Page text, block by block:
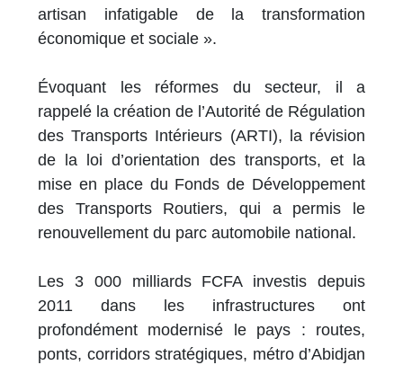
artisan infatigable de la transformation
économique et sociale ».
Évoquant les réformes du secteur, il a
rappelé la création de l’Autorité de Régulation
des Transports Intérieurs (ARTI), la révision
de la loi d’orientation des transports, et la
mise en place du Fonds de Développement
des Transports Routiers, qui a permis le
renouvellement du parc automobile national.
Les 3 000 milliards FCFA investis depuis
2011 dans les infrastructures ont
profondément modernisé le pays : routes,
ponts, corridors stratégiques, métro d’Abidjan